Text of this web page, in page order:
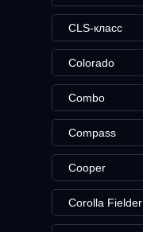
CLS-класс
Colorado
Combo
Compass
Cooper
Corolla Fielder